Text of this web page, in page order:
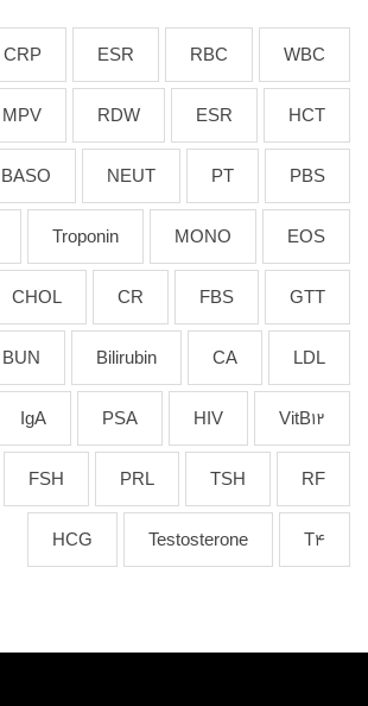
WBC
RBC
ESR
CRP
HCT
ESR
RDW
MPV
PBS
PT
NEUT
BASO
EOS
MONO
Troponin
GTT
FBS
CR
CHOL
LDL
CA
Bilirubin
BUN
VitB12
HIV
PSA
IgA
RF
TSH
PRL
FSH
T4
Testosterone
HCG